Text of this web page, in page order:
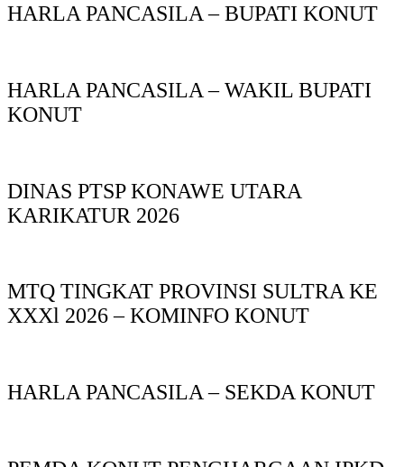
HARLA PANCASILA – BUPATI KONUT
HARLA PANCASILA – WAKIL BUPATI
KONUT
DINAS PTSP KONAWE UTARA
KARIKATUR 2026
MTQ TINGKAT PROVINSI SULTRA KE
XXXl 2026 – KOMINFO KONUT
HARLA PANCASILA – SEKDA KONUT